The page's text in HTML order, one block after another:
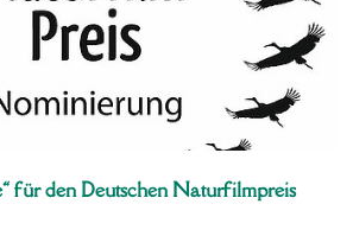
für den Deutschen Naturfilmpreis